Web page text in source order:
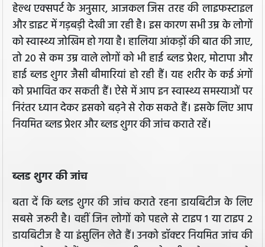
हेल्थ एक्सपर्ट के अनुसार, आजकल जिस तरह की लाइफस्टाइल
और डाइट में गड़बड़ी देखी जा रही है। इस कारण सभी उम्र के लोगों
को स्वास्थ्य जोखिम हो गया है। हालिया आंकड़ों की बात की जाए,
तो 20 से कम उम्र वाले लोगों को भी हाई ब्लड प्रेशर, मोटापा और
हाई ब्लड शुगर जैसी बीमारियां हो रही हैं। यह शरीर के कई अंगों
को प्रभावित कर सकती हैं। ऐसे में आप इन स्वास्थ्य समस्याओं पर
निरंतर ध्यान देकर इसको बढ़ने से रोक सकते हैं। इसके लिए आप
नियमित ब्लड प्रेशर और ब्लड शुगर की जांच कराते रहें।
ब्लड शुगर की जांच
बता दें कि ब्लड शुगर की जांच कराते रहना डायबिटीज के लिए
सबसे जरूरी है। वहीं जिन लोगों को पहले से टाइप 1 या टाइप 2
डायबिटीज है या इंसुलिन लेते हैं। उनको डॉक्टर नियमित जांच की